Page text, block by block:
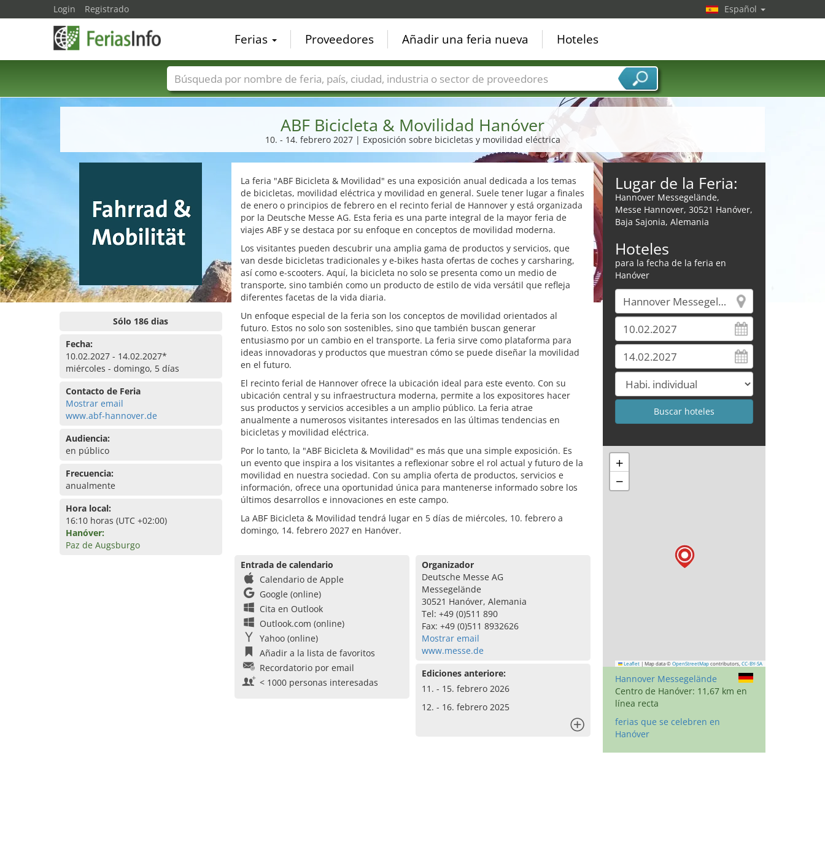
ABF Bicicleta & Movilidad Hanóver
10. - 14. febrero 2027 | Exposición sobre bicicletas y movilidad eléctrica
Sólo 186 dias
Fecha:
10.02.2027 - 14.02.2027*
miércoles - domingo, 5 días
Contacto de Feria
Mostrar email
www.abf-hannover.de
Audiencia:
en público
Frecuencia:
anualmente
Hora local:
16:10 horas (UTC +02:00)
Hanóver:
Paz de Augsburgo
La feria "ABF Bicicleta & Movilidad" es una exposición anual dedicada a los temas
de bicicletas, movilidad eléctrica y movilidad en general. Suele tener lugar a finales
de enero o principios de febrero en el recinto ferial de Hannover y está organizada
por la Deutsche Messe AG. Esta feria es una parte integral de la mayor feria de
viajes ABF y se destaca por su enfoque en conceptos de movilidad moderna.
Los visitantes pueden descubrir una amplia gama de productos y servicios, que
van desde bicicletas tradicionales y e-bikes hasta ofertas de coches y carsharing,
así como e-scooters. Aquí, la bicicleta no solo se presenta como un medio de
transporte, sino también como un producto de estilo de vida versátil que refleja
diferentes facetas de la vida diaria.
Un enfoque especial de la feria son los conceptos de movilidad orientados al
futuro. Estos no solo son sostenibles, sino que también buscan generar
entusiasmo por un cambio en el transporte. La feria sirve como plataforma para
ideas innovadoras y productos que muestran cómo se puede diseñar la movilidad
en el futuro.
El recinto ferial de Hannover ofrece la ubicación ideal para este evento. Con su
ubicación central y su infraestructura moderna, permite a los expositores hacer
sus productos y servicios accesibles a un amplio público. La feria atrae
anualmente a numerosos visitantes interesados en las últimas tendencias en
bicicletas y movilidad eléctrica.
Por lo tanto, la "ABF Bicicleta & Movilidad" es más que una simple exposición. Es
un evento que inspira a los visitantes a reflexionar sobre el rol actual y futuro de la
movilidad en nuestra sociedad. Con su amplia oferta de productos, servicios e
información, ofrece una oportunidad única para mantenerse informado sobre los
últimos desarrollos e innovaciones en este campo.
La ABF Bicicleta & Movilidad tendrá lugar en 5 días de miércoles, 10. febrero a
domingo, 14. febrero 2027 en Hanóver.
Entrada de calendario
Calendario de Apple
Google (online)
Cita en Outlook
Outlook.com (online)
Yahoo (online)
Añadir a la lista de favoritos
Recordatorio por email
< 1000 personas interesadas
Organizador
Deutsche Messe AG
Messegelände
30521 Hanóver, Alemania
Tel: +49 (0)511 890
Fax: +49 (0)511 8932626
Mostrar email
www.messe.de
Ediciones anteriore:
11. - 15. febrero 2026
12. - 16. febrero 2025
Lugar de la Feria:
Hannover Messegelände,
Messe Hannover, 30521 Hanóver,
Baja Sajonia, Alemania
Hoteles
para la fecha de la feria en
Hanóver
+
−
Leaflet | Map data © OpenStreetMap contributors, CC-BY-SA
Hannover Messegelände
Centro de Hanóver: 11,67 km en
línea recta
ferias que se celebren en
Hanóver
Login Registrado Español
Ferias Proveedores Añadir una feria nueva Hoteles
Nombres de ferias Países Ciudades Sectores de ferias Sectores de proveedor de servicios